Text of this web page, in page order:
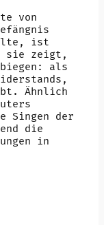
von
ist
sie zeigt,
als
Ähnlich
Singen der
die
in